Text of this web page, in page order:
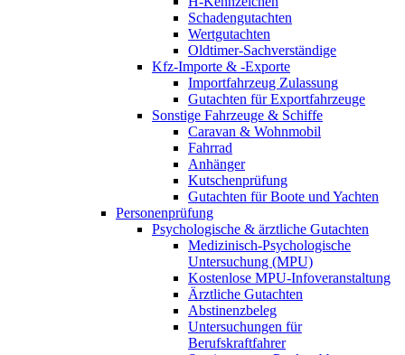
Schadengutachten
Wertgutachten
Oldtimer-Sachverständige
Kfz-Importe & -Exporte
Importfahrzeug Zulassung
Gutachten für Exportfahrzeuge
Sonstige Fahrzeuge & Schiffe
Caravan & Wohnmobil
Fahrrad
Anhänger
Kutschenprüfung
Gutachten für Boote und Yachten
Personenprüfung
Psychologische & ärztliche Gutachten
Medizinisch-Psychologische
Untersuchung (MPU)
Kostenlose MPU-Infoveranstaltung
Ärztliche Gutachten
Abstinenzbeleg
Untersuchungen für
Berufskraftfahrer